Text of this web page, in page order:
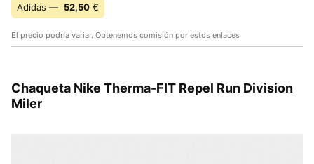
Adidas — 52,50 €
El precio podría variar. Obtenemos comisión por estos enlaces
Chaqueta Nike Therma-FIT Repel Run Division
Miler